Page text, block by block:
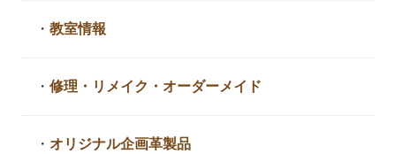
・教室情報
・修理・リメイク・ オーダーメイド
・ オリジナル企画革製品